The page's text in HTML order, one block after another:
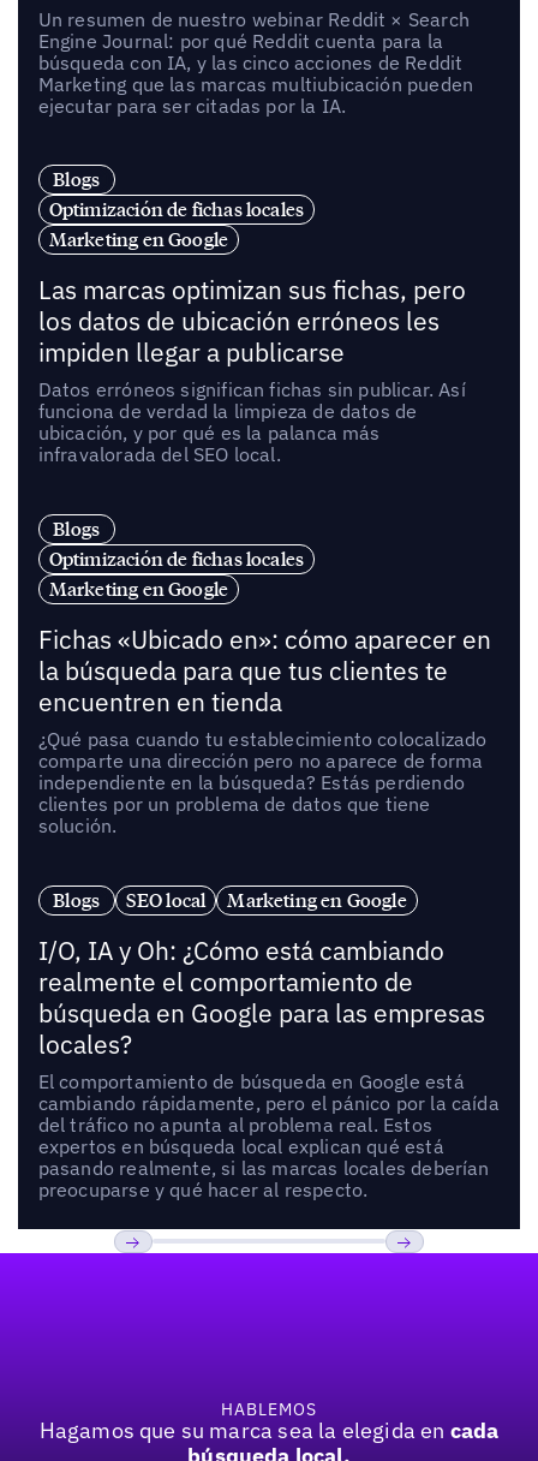
Un resumen de nuestro webinar Reddit × Search
Engine Journal: por qué Reddit cuenta para la
búsqueda con IA, y las cinco acciones de Reddit
Marketing que las marcas multiubicación pueden
ejecutar para ser citadas por la IA.
Blogs
Optimización de fichas locales
Marketing en Google
Las marcas optimizan sus fichas, pero
los datos de ubicación erróneos les
impiden llegar a publicarse
Datos erróneos significan fichas sin publicar. Así
funciona de verdad la limpieza de datos de
ubicación, y por qué es la palanca más
infravalorada del SEO local.
Blogs
Optimización de fichas locales
Marketing en Google
Fichas «Ubicado en»: cómo aparecer en
la búsqueda para que tus clientes te
encuentren en tienda
¿Qué pasa cuando tu establecimiento colocalizado
comparte una dirección pero no aparece de forma
independiente en la búsqueda? Estás perdiendo
clientes por un problema de datos que tiene
solución.
Blogs SEO local Marketing en Google
I/O, IA y Oh: ¿Cómo está cambiando
realmente el comportamiento de
búsqueda en Google para las empresas
locales?
El comportamiento de búsqueda en Google está
cambiando rápidamente, pero el pánico por la caída
del tráfico no apunta al problema real. Estos
expertos en búsqueda local explican qué está
pasando realmente, si las marcas locales deberían
preocuparse y qué hacer al respecto.
HABLEMOS
Hagamos que su marca sea la elegida en cada
búsqueda local.